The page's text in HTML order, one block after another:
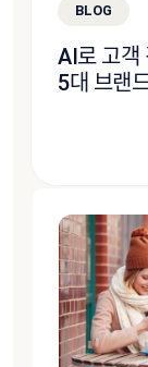
BLOG
AI로 고객
5대 브랜